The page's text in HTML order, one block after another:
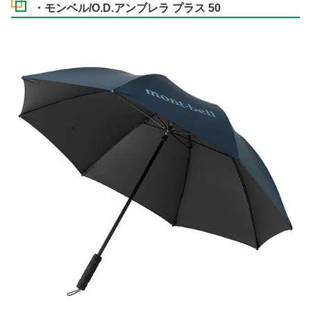
・モンベル/O.D.アンブレラ プラス 50